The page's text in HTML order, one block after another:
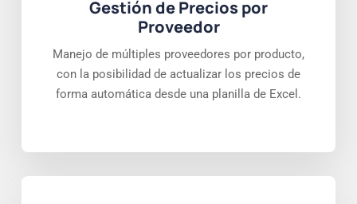
Gestión de Precios por
Proveedor
Manejo de múltiples proveedores por producto,
con la posibilidad de actualizar los precios de
forma automática desde una planilla de Excel.